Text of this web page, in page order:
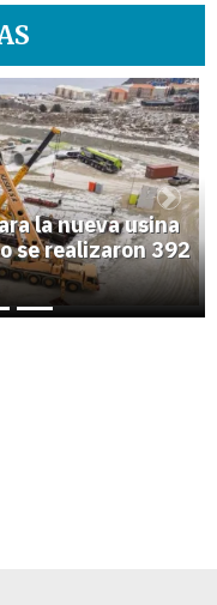
la nueva usina
se realizaron 392
Next